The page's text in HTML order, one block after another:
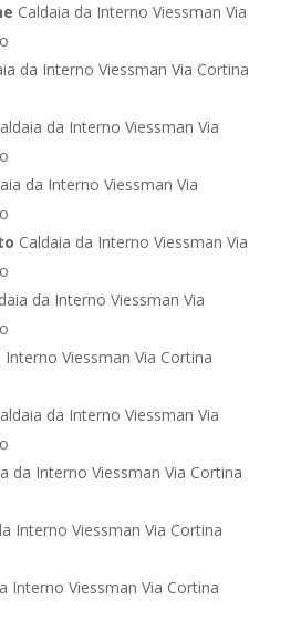
Caldaia da Interno Viessman Via
da Interno Viessman Via Cortina
da Interno Viessman Via
da Interno Viessman Via
Caldaia da Interno Viessman Via
da Interno Viessman Via
Interno Viessman Via Cortina
da Interno Viessman Via
da Interno Viessman Via Cortina
Interno Viessman Via Cortina
Interno Viessman Via Cortina